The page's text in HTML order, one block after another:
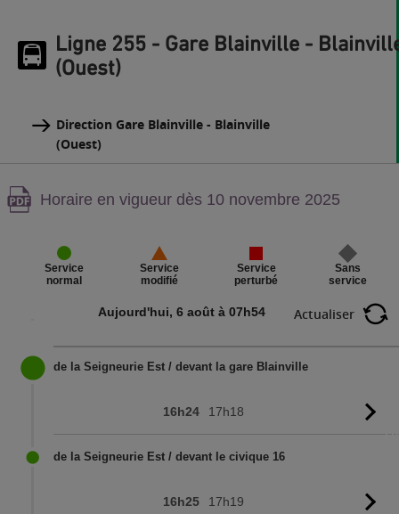
Ligne 255 - Gare Blainville -
(Ouest)
Direction Gare Blainville - Blainville
(Ouest)
Attention,
Horaire en vigueur dès 10 novembre 2025
Service
normal
Service
modifié
Service
perturbé
Sans
service
Aujourd'hui, 6 août à 07h54 Actualiser
de la Seigneurie Est / devant la gare Blainville
16h24 17h18
de la Seigneurie Est / devant le civique 16
16h25 17h19